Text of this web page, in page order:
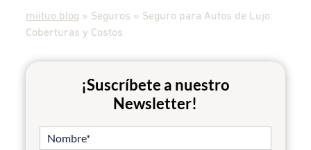
miituo blog » Seguros » Seguro para Autos de Lujo:
Coberturas y Costos
¡Suscríbete a nuestro
Newsletter!